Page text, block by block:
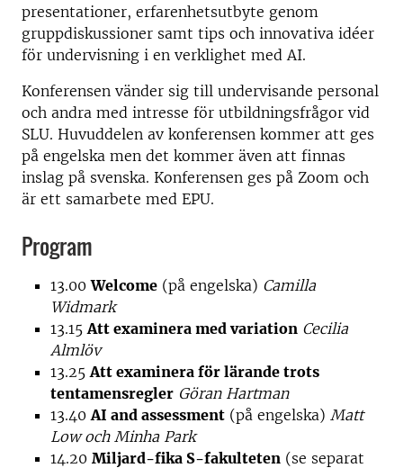
presentationer, erfarenhetsutbyte genom
gruppdiskussioner samt tips och innovativa idéer
för undervisning i en verklighet med AI.
Konferensen vänder sig till undervisande personal
och andra med intresse för utbildningsfrågor vid
SLU. Huvuddelen av konferensen kommer att ges
på engelska men det kommer även att finnas
inslag på svenska. Konferensen ges på Zoom och
är ett samarbete med EPU.
Program
13.00Welcome (på engelska) Camilla
Widmark
13.15Att examinera med variation Cecilia
Almlöv
13.25Att examinera för lärande trots
tentamensregler Göran Hartman
13.40AI and assessment (på engelska) Matt
Low och Minha Park
14.20 Miljard-fika S-fakulteten (se separat